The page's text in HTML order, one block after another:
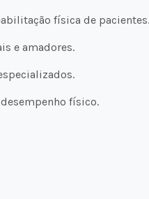
física de pacientes.
e amadores.
físico.